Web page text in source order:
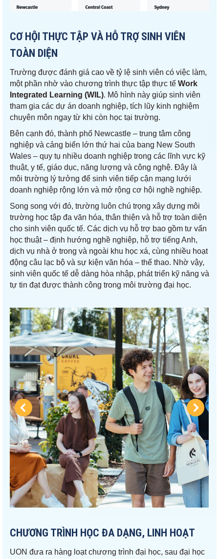
CƠ HỘI THỰC TẬP VÀ HỖ TRỢ SINH VIÊN
TOÀN DIỆN
Trường được đánh giá cao về tỷ lệ sinh viên có việc làm,
một phần nhờ vào chương trình thực tập thực tế Work
Integrated Learning (WIL). Mô hình này giúp sinh viên
tham gia các dự án doanh nghiệp, tích lũy kinh nghiệm
chuyên môn ngay từ khi còn học tại trường.
Bên cạnh đó, thành phố Newcastle – trung tâm công
nghiệp và cảng biển lớn thứ hai của bang New South
Wales – quy tụ nhiều doanh nghiệp trong các lĩnh vực kỹ
thuật, y tế, giáo dục, năng lượng và công nghệ. Đây là
môi trường lý tưởng để sinh viên tiếp cận mạng lưới
doanh nghiệp rộng lớn và mở rộng cơ hội nghề nghiệp.
Song song với đó, trường luôn chú trọng xây dựng môi
trường học tập đa văn hóa, thân thiện và hỗ trợ toàn diện
cho sinh viên quốc tế. Các dịch vụ hỗ trợ bao gồm tư vấn
học thuật – định hướng nghề nghiệp, hỗ trợ tiếng Anh,
dịch vụ nhà ở trong và ngoài khu học xá, cùng nhiều hoạt
động câu lạc bộ và sự kiện văn hóa – thể thao. Nhờ vậy,
sinh viên quốc tế dễ dàng hòa nhập, phát triển kỹ năng và
tự tin đạt được thành công trong môi trường đại học.
CHƯƠNG TRÌNH HỌC ĐA DẠNG, LINH HOẠT
UON đưa ra hàng loạt chương trình đại học, sau đại học